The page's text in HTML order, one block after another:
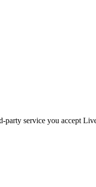
service you accept